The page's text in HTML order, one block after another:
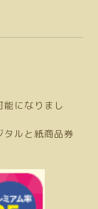
になりまし
タルと紙商品券